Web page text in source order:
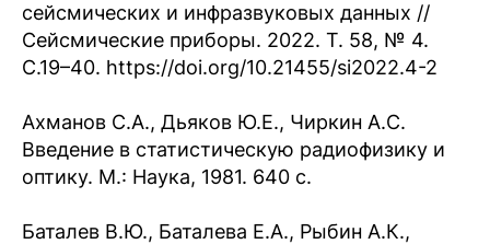
сейсмических и инфразвуковых данных //
Сейсмические приборы. 2022. Т. 58, № 4.
С.19–40. https://doi.org/10.21455/si2022.4-2
Ахманов С.А., Дьяков Ю.Е., Чиркин А.С.
Введение в статистическую радиофизику и
оптику. М.: Наука, 1981. 640 с.
Баталев В.Ю., Баталева Е.А., Рыбин А.К.,